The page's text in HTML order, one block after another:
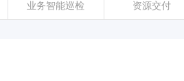
业务智能巡检 资源交付